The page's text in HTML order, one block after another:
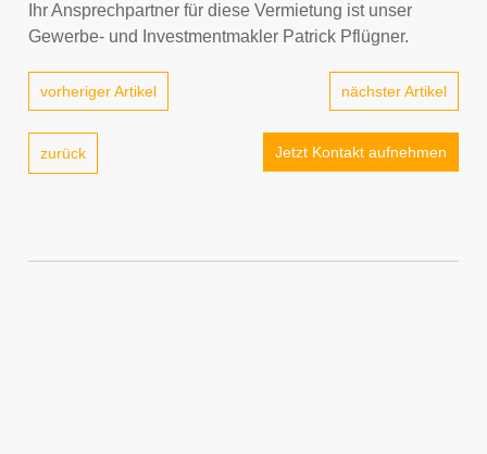
Ihr Ansprechpartner für diese Vermietung ist unser
Gewerbe- und Investmentmakler Patrick Pflügner.
vorheriger Artikel nächster Artikel
zurück Jetzt Kontakt aufnehmen